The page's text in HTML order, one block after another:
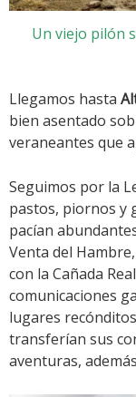
Un viejo pilón
Llegamos hasta
bien asentado
veraneantes que
Seguimos por la
pastos, piornos y
pacían
Venta del
con la Cañada
comunicaciones
lugares
transferían sus
aventuras,